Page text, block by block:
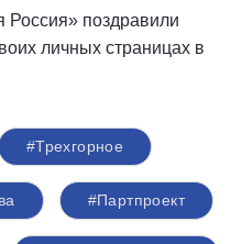
поздравили
личных страницах в
#Трехгорное
#Партпроект